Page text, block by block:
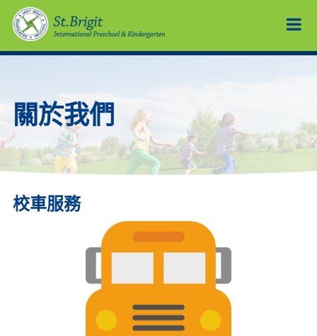
關於我們
校車服務